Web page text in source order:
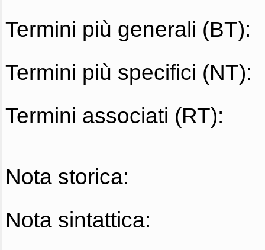
Termini più generali (BT):
Termini più specifici (NT):
Termini associati (RT):
Nota storica:
Nota sintattica: